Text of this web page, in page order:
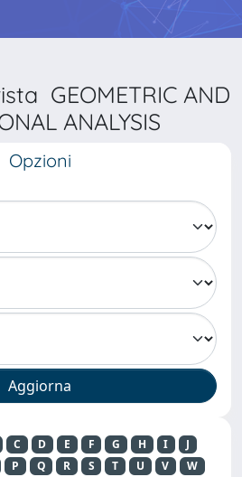
GEOMETRIC AND
ANALYSIS
Opzioni
C D E F G H I
J
P Q R S T U V
W